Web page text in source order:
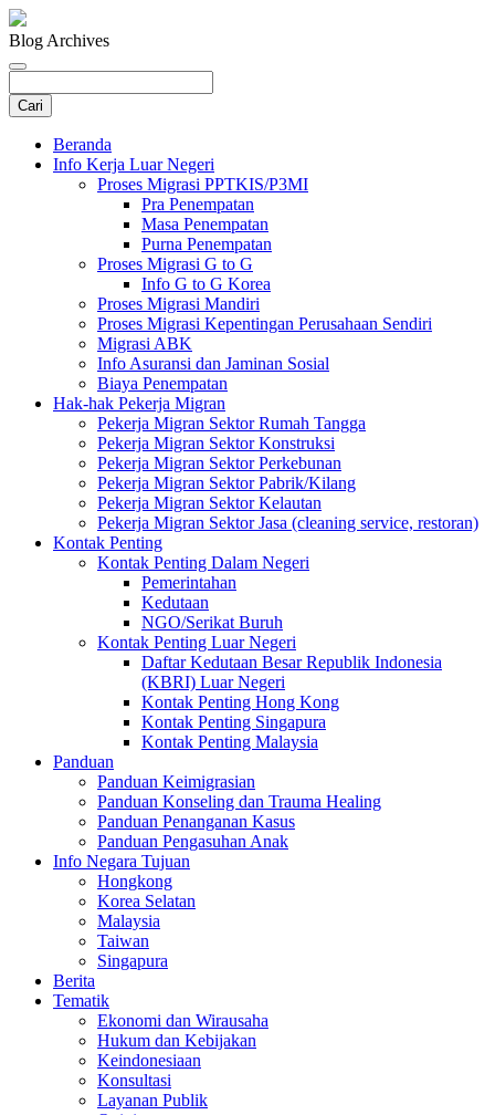
Blog Archives
Beranda
Info Kerja Luar Negeri
Proses Migrasi PPTKIS/P3MI
Pra Penempatan
Masa Penempatan
Purna Penempatan
Proses Migrasi G to G
Info G to G Korea
Proses Migrasi Mandiri
Proses Migrasi Kepentingan Perusahaan Sendiri
Migrasi ABK
Info Asuransi dan Jaminan Sosial
Biaya Penempatan
Hak-hak Pekerja Migran
Pekerja Migran Sektor Rumah Tangga
Pekerja Migran Sektor Konstruksi
Pekerja Migran Sektor Perkebunan
Pekerja Migran Sektor Pabrik/Kilang
Pekerja Migran Sektor Kelautan
Pekerja Migran Sektor Jasa (cleaning service, restoran)
Kontak Penting
Kontak Penting Dalam Negeri
Pemerintahan
Kedutaan
NGO/Serikat Buruh
Kontak Penting Luar Negeri
Daftar Kedutaan Besar Republik Indonesia
(KBRI) Luar Negeri
Kontak Penting Hong Kong
Kontak Penting Singapura
Kontak Penting Malaysia
Panduan
Panduan Keimigrasian
Panduan Konseling dan Trauma Healing
Panduan Penanganan Kasus
Panduan Pengasuhan Anak
Info Negara Tujuan
Hongkong
Korea Selatan
Malaysia
Taiwan
Singapura
Berita
Tematik
Ekonomi dan Wirausaha
Hukum dan Kebijakan
Keindonesiaan
Konsultasi
Layanan Publik